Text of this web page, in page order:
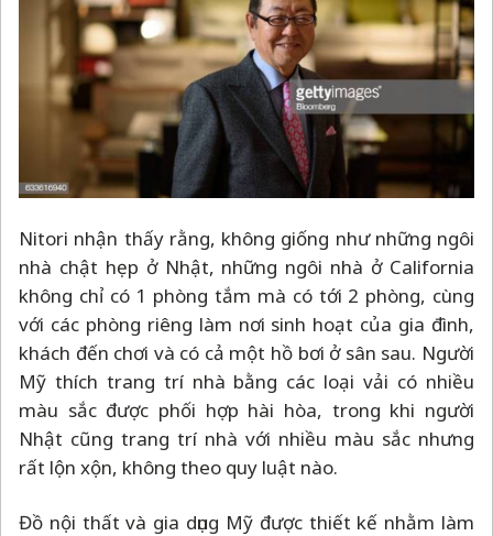
Nitori nhận thấy rằng, không giống như những ngôi
nhà chật hẹp ở Nhật, những ngôi nhà ở California
không chỉ có 1 phòng tắm mà có tới 2 phòng, cùng
với các phòng riêng làm nơi sinh hoạt của gia đình,
khách đến chơi và có cả một hồ bơi ở sân sau. Người
Mỹ thích trang trí nhà bằng các loại vải có nhiều
màu sắc được phối hợp hài hòa, trong khi người
Nhật cũng trang trí nhà với nhiều màu sắc nhưng
rất lộn xộn, không theo quy luật nào.
Đồ nội thất và gia dụng Mỹ được thiết kế nhằm làm